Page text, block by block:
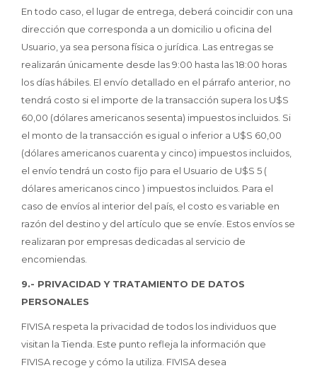
En todo caso, el lugar de entrega, deberá coincidir con una
dirección que corresponda a un domicilio u oficina del
Usuario, ya sea persona física o jurídica. Las entregas se
realizarán únicamente desde las 9:00 hasta las 18:00 horas
los días hábiles. El envío detallado en el párrafo anterior, no
tendrá costo si el importe de la transacción supera los U$S
60,00 (dólares americanos sesenta) impuestos incluidos. Si
el monto de la transacción es igual o inferior a U$S 60,00
(dólares americanos cuarenta y cinco) impuestos incluidos,
el envío tendrá un costo fijo para el Usuario de U$S 5 (
dólares americanos cinco ) impuestos incluidos. Para el
caso de envíos al interior del país, el costo es variable en
razón del destino y del artículo que se envíe. Estos envíos se
realizaran por empresas dedicadas al servicio de
encomiendas.
9.- PRIVACIDAD Y TRATAMIENTO DE DATOS
PERSONALES
FIVISA respeta la privacidad de todos los individuos que
visitan la Tienda. Este punto refleja la información que
FIVISA recoge y cómo la utiliza. FIVISA desea